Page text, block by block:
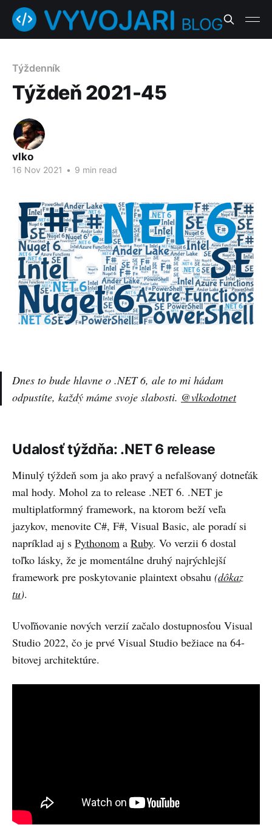
Týždenník
Týždeň 2021-45
vlko
16 Nov 2021 • 9 min read
Dnes to bude hlavne o .NET 6, ale to mi hádam
odpustíte, každý máme svoje slabosti. @vlkodotnet
Udalosť týždňa: .NET 6 release
Minulý týždeň som ja ako pravý a nefalšovaný dotneťák
mal hody. Mohol za to release .NET 6. .NET je
multiplatformný framework, na ktorom beží veľa
jazykov, menovite C#, F#, Visual Basic, ale poradí si
napríklad aj s Pythonom a Ruby. Vo verzii 6 dostal
toľko lásky, že je momentálne druhý najrýchlejší
framework pre poskytovanie plaintext obsahu (dôkaz
tu).
Uvoľňovanie nových verzií začalo dostupnosťou Visual
Studio 2022, čo je prvé Visual Studio bežiace na 64-
bitovej architektúre.